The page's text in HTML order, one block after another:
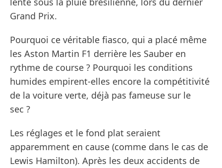
Grand Prix.
Pourquoi ce véritable fiasco, qui a placé même
les Aston Martin F1 derrière les Sauber en
rythme de course ? Pourquoi les conditions
humides empirent-elles encore la compétitivité
de la voiture verte, déjà pas fameuse sur le
sec ?
Les réglages et le fond plat seraient
apparemment en cause (comme dans le cas de
Lewis Hamilton). Après les deux accidents de